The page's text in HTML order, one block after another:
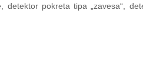
pokreta tipa „zavesa“,